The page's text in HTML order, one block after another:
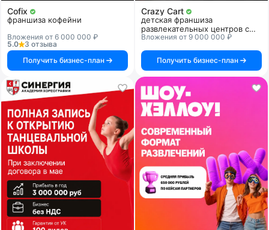
Cofix
франшиза кофейни
Вложения от 6 000 000 ₽
5.0
3 отзыва
Получить бизнес-план
Crazy Cart
детская франшиза
развлекательных центров с
дрифт-картингом
Вложения от 9 000 000 ₽
Получить бизнес-план